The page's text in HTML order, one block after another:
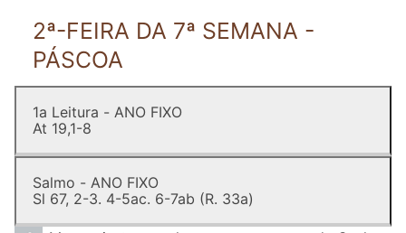
2ª-FEIRA DA 7ª SEMANA -
PÁSCOA
1a Leitura - ANO FIXO
At 19,1-8
Salmo - ANO FIXO
Sl 67, 2-3. 4-5ac. 6-7ab (R. 33a)